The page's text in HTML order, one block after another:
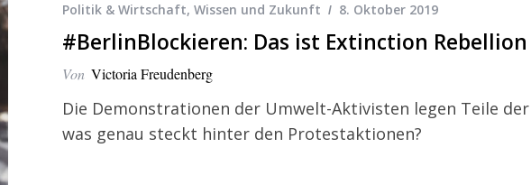
Politik & Wirtschaft, Wissen und Zukunft 8. Oktober 2019
#BerlinBlockieren: Das ist Extinction Rebellion
Von Victoria Freudenberg
Die Demonstrationen der Umwelt-Aktivisten legen Teile
was genau steckt hinter den Protestaktionen?